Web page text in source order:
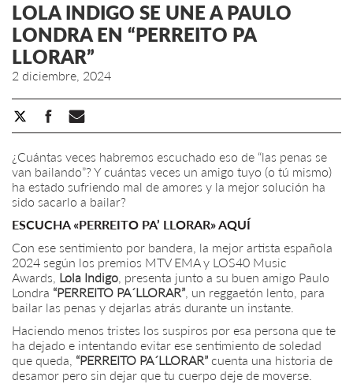
LOLA INDIGO SE UNE A PAULO
LONDRA EN “PERREITO PA
LLORAR”
2 diciembre, 2024
¿Cuántas veces habremos escuchado eso de “las penas se
van bailando”? Y cuántas veces un amigo tuyo (o tú mismo)
ha estado sufriendo mal de amores y la mejor solución ha
sido sacarlo a bailar?
ESCUCHA «PERREITO PA’ LLORAR» AQUÍ
Con ese sentimiento por bandera, la mejor artista española
2024 según los premios MTV EMA y LOS40 Music
Awards, Lola Indigo , presenta junto a su buen amigo Paulo
Londra “PERREITO PA´LLORAR” , un reggaetón lento, para
bailar las penas y dejarlas atrás durante un instante.
Haciendo menos tristes los suspiros por esa persona que te
ha dejado e intentando evitar ese sentimiento de soledad
que queda, “PERREITO PA´LLORAR” cuenta una historia de
desamor pero sin dejar que tu cuerpo deje de moverse.